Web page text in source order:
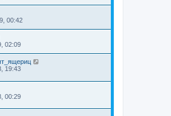
00:42
02:09
19:43
00:29